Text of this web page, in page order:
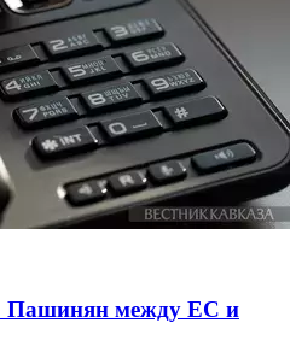
Пашинян между ЕС и